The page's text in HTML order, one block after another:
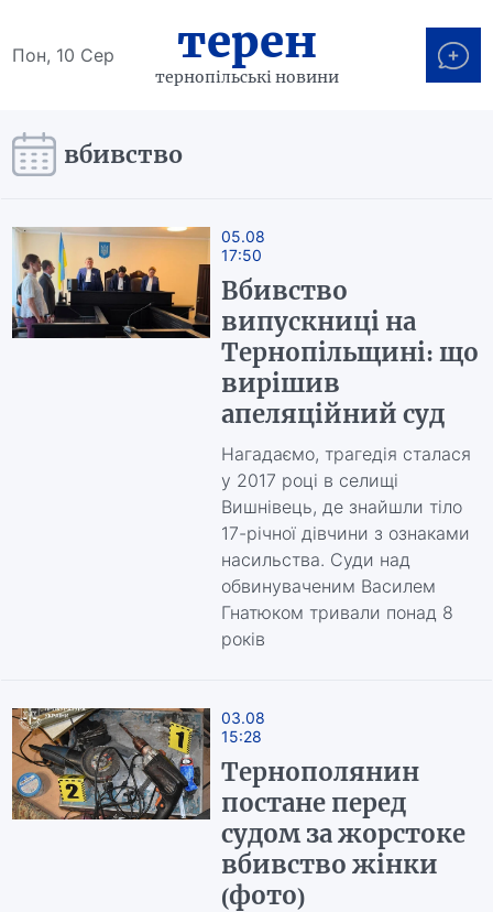
Пон, 10 Сер терен
тернопільські новини
вбивство
05.08
17:50
Вбивство
випускниці на
Тернопільщині: що
вирішив
апеляційний суд
Нагадаємо, трагедія сталася
у 2017 році в селищі
Вишнівець, де знайшли тіло
17-річної дівчини з ознаками
насильства. Суди над
обвинуваченим Василем
Гнатюком тривали понад 8
років
03.08
15:28
Тернополянин
постане перед
судом за жорстоке
вбивство жінки
(фото)